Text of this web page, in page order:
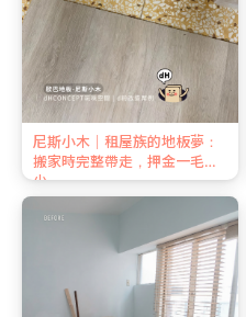
尼斯小木｜租屋族的地板夢：
搬家時完整帶走，押金一毛不
少